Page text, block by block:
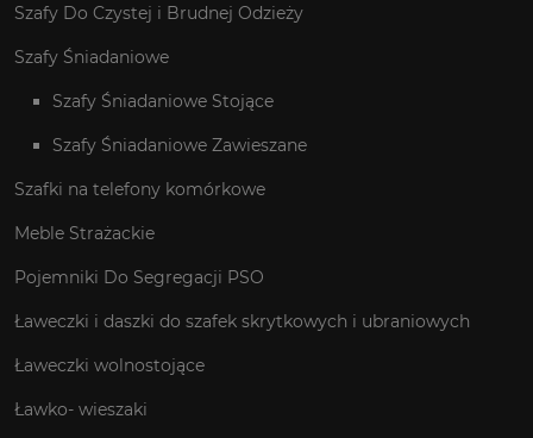
Szafy Do Czystej i Brudnej Odzieży
Szafy Śniadaniowe
Szafy Śniadaniowe Stojące
Szafy Śniadaniowe Zawieszane
Szafki na telefony komórkowe
Meble Strażackie
Pojemniki Do Segregacji PSO
Ławeczki i daszki do szafek skrytkowych i ubraniowych
Ławeczki wolnostojące
Ławko- wieszaki